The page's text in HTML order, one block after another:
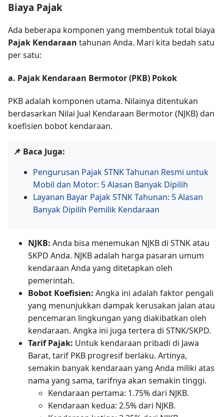
Biaya Pajak
Ada beberapa komponen yang membentuk total biaya
Pajak Kendaraan tahunan Anda. Mari kita bedah satu
per satu:
a. Pajak Kendaraan Bermotor (PKB) Pokok
PKB adalah komponen utama. Nilainya ditentukan
berdasarkan Nilai Jual Kendaraan Bermotor (NJKB) dan
koefisien bobot kendaraan.
📌 Baca Juga:
Pengurusan Pajak STNK Tahunan Resmi untuk
Mobil dan Motor: 5 Alasan Banyak Dipilih
Layanan Bayar Pajak STNK Tahunan: 5 Alasan
Banyak Dipilih Pemilik Kendaraan
NJKB: Anda bisa menemukan NJKB di STNK atau
SKPD Anda. NJKB adalah harga pasaran umum
kendaraan Anda yang ditetapkan oleh
pemerintah.
Bobot Koefisien: Angka ini adalah faktor pengali
yang menunjukkan dampak kerusakan jalan atau
pencemaran lingkungan yang diakibatkan oleh
kendaraan. Angka ini juga tertera di STNK/SKPD.
Tarif Pajak: Untuk kendaraan pribadi di Jawa
Barat, tarif PKB progresif berlaku. Artinya,
semakin banyak kendaraan yang Anda miliki atas
nama yang sama, tarifnya akan semakin tinggi.
Kendaraan pertama: 1.75% dari NJKB.
Kendaraan kedua: 2.5% dari NJKB.